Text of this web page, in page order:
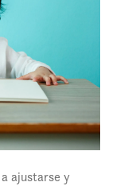
ajustarse y